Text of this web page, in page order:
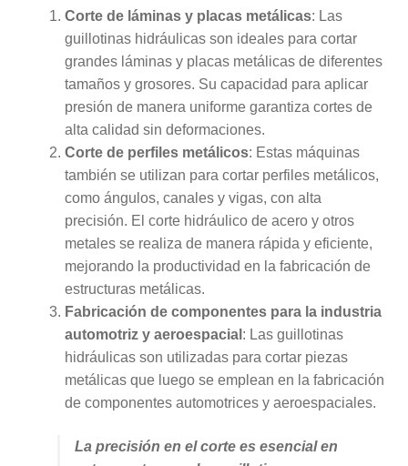
Corte de láminas y placas metálicas: Las
guillotinas hidráulicas son ideales para cortar
grandes láminas y placas metálicas de diferentes
tamaños y grosores. Su capacidad para aplicar
presión de manera uniforme garantiza cortes de
alta calidad sin deformaciones.
Corte de perfiles metálicos: Estas máquinas
también se utilizan para cortar perfiles metálicos,
como ángulos, canales y vigas, con alta
precisión. El corte hidráulico de acero y otros
metales se realiza de manera rápida y eficiente,
mejorando la productividad en la fabricación de
estructuras metálicas.
Fabricación de componentes para la industria
automotriz y aeroespacial : Las guillotinas
hidráulicas son utilizadas para cortar piezas
metálicas que luego se emplean en la fabricación
de componentes automotrices y aeroespaciales.
La precisión en el corte es esencial en